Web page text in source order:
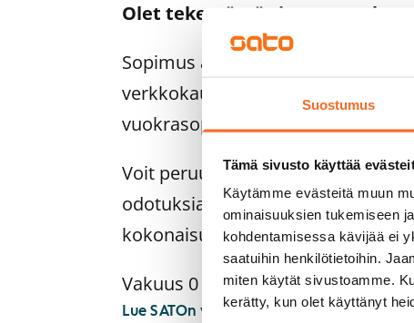
Suostumus
Tämä sivusto käyttää
Käytämme evästeitä muun
ominaisuuksien tukemiseen
kohdentamisessa kävijää ei
saatuihin henkilötietoihin.
miten käytät sivustoamme.
kerätty, kun olet käyttänyt
Olet tekemässä sitovaa
Sopimus astuu voimaan heti, kun
verkkokaupassa. Palautamme
vuokrasopimuksen alkamispäivän
Voit peruuttaa sopimuksen vielä
odotuksiasi. Tällöin palautamme
kokonaisuudessaan, yleensä
Vakuus 0 euroa.
Lue SATOn verkkokaupan ehdot